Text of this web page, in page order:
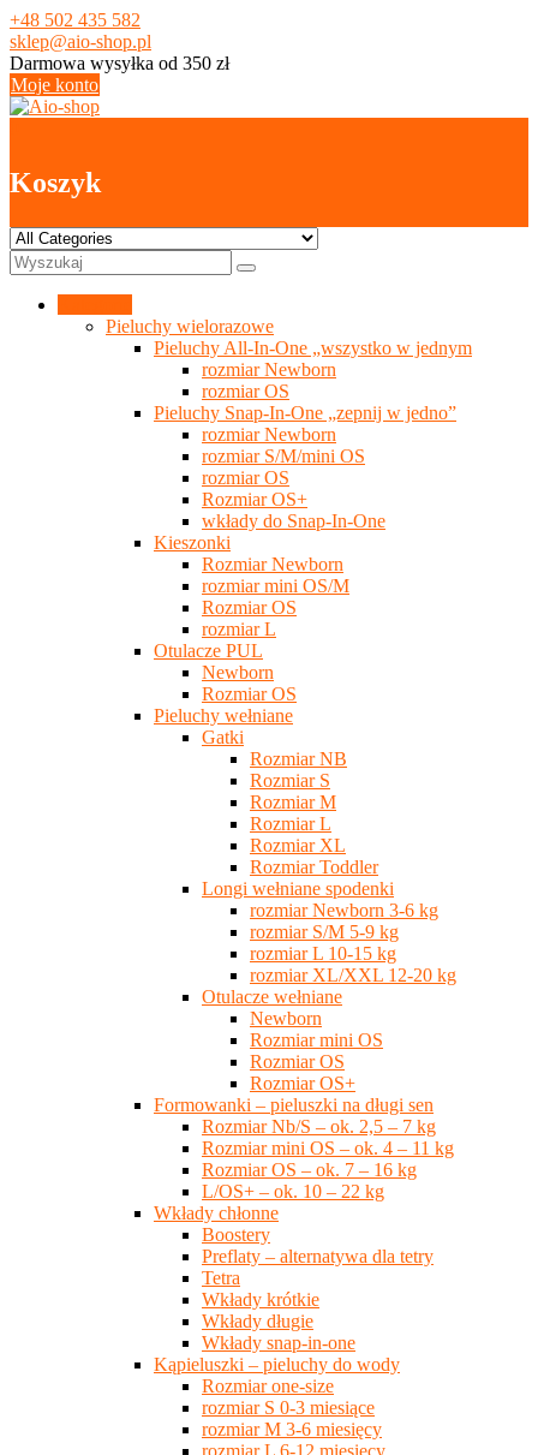
Skip
to
content
+48 502 435 582
sklep@aio-shop.pl
Darmowa wysyłka od 350 zł
Moje konto
Koszyk
Pieluchy wielorazowe
Pieluchy All-In-One „wszystko w jednym
rozmiar Newborn
rozmiar OS
Pieluchy Snap-In-One „zepnij w jedno”
rozmiar Newborn
rozmiar S/M/mini OS
rozmiar OS
Rozmiar OS+
wkłady do Snap-In-One
Kieszonki
Rozmiar Newborn
rozmiar mini OS/M
Rozmiar OS
rozmiar L
Otulacze PUL
Newborn
Rozmiar OS
Pieluchy wełniane
Gatki
Rozmiar NB
Rozmiar S
Rozmiar M
Rozmiar L
Rozmiar XL
Rozmiar Toddler
Longi wełniane spodenki
rozmiar Newborn 3-6 kg
rozmiar S/M 5-9 kg
rozmiar L 10-15 kg
rozmiar XL/XXL 12-20 kg
Otulacze wełniane
Newborn
Rozmiar mini OS
Rozmiar OS
Rozmiar OS+
Formowanki – pieluszki na długi sen
Rozmiar Nb/S – ok. 2,5 – 7 kg
Rozmiar mini OS – ok. 4 – 11 kg
Rozmiar OS – ok. 7 – 16 kg
L/OS+ – ok. 10 – 22 kg
Wkłady chłonne
Boostery
Preflaty – alternatywa dla tetry
Tetra
Wkłady krótkie
Wkłady długie
Wkłady snap-in-one
Kąpieluszki – pieluchy do wody
Rozmiar one-size
rozmiar S 0-3 miesiące
rozmiar M 3-6 miesięcy
rozmiar L 6-12 miesięcy